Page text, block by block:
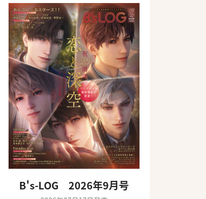
B's-LOG 2026年9月号